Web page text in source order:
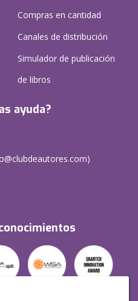
Compras en cantidad
Canales de distribución
Simulador de publicación
de libros
ayuda?
)